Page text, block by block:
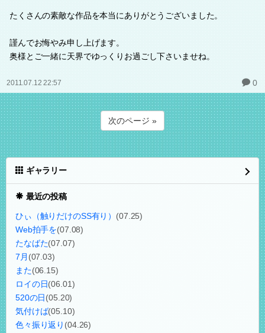
たくさんの素敵な作品を本当にありがとうございました。
謹んでお悔やみ申し上げます。
奥様とご一緒に天界でゆっくりお過ごし下さいませね。
2011.07.12 22:57 0
次のページ »
ギャラリー
最近の投稿
ひぃ（触りだけのSS有り） (07.25)
Web拍手を(07.08)
たなばた(07.07)
7月 (07.03)
また(06.15)
ロイの日(06.01)
520の日(05.20)
気付けば(05.10)
色々振り返り (04.26)